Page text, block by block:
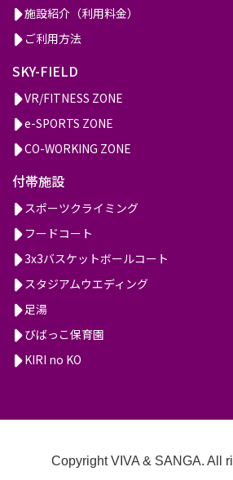
施設紹介（利用料金）
ご利用方法
SKY-FIELD
VR/FITNESS ZONE
e-SPORTS ZONE
CO-WORKING ZONE
付帯施設
スポーツクライミング
フードコート
3x3バスケットボールコート
スタジアムウエディング
足湯
びばっこ保育園
KIRI no KO
Copyright VIVA & SANGA. All